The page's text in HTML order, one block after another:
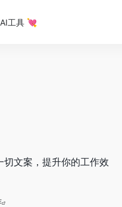
工具 💘
文案，提升你的工作效